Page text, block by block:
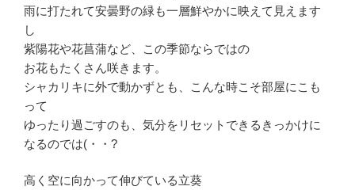
雨に打たれて安曇野の緑も一層鮮やかに映えて見えます
し
紫陽花や花菖蒲など、この季節ならではの
お花もたくさん咲きます。
シャカリキに外で動かずとも、こんな時こそ部屋にこも
って
ゆったり過ごすのも、気分をリセットできるきっかけに
なるのでは(・・?
高く空に向かって伸びている立葵